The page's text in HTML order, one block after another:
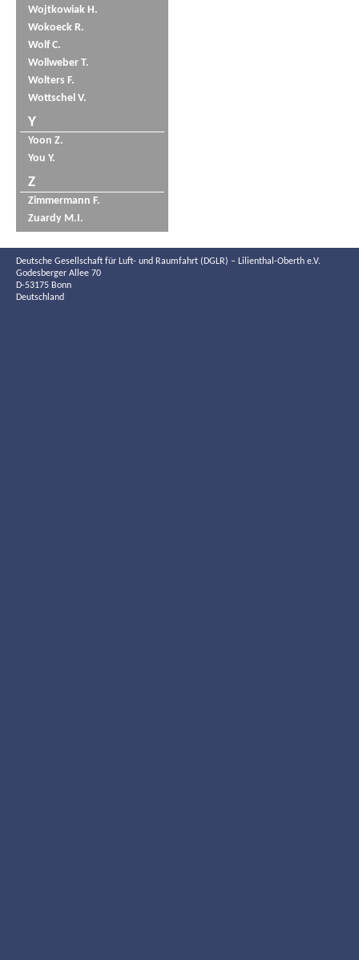
Wojtkowiak H.
Wokoeck R.
Wolf C.
Wollweber T.
Wolters F.
Wottschel V.
Y
Yoon Z.
You Y.
Z
Zimmermann F.
Zuardy M.I.
Deutsche Gesellschaft für Luft- und Raumfahrt (DGLR) – Lilienthal-Oberth e.V.
Godesberger Allee 70
D-53175 Bonn
Deutschland